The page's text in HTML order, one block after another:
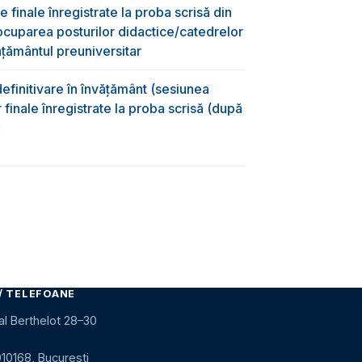
finale înregistrate la proba scrisă din
posturilor didactice/catedrelor
preuniversitar
în învățământ (sesiunea
înregistrate la proba scrisă (după
TELEFOANE
Berthelot 28–30
București